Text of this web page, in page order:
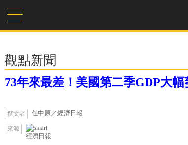
觀點新聞
73年來最差！美國第二季GDP大
撰文者 任中原／經濟日報
來源
經濟日報